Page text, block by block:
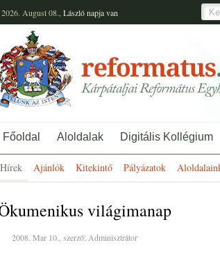
2026. August 08., Lászlónapja van
Főoldal Aloldalak Digitális Kollégium
Hírek Ajánlók Kitekintő Pályázatok
világimanap
2008. Mar 10., szerző: Adminisztrátor